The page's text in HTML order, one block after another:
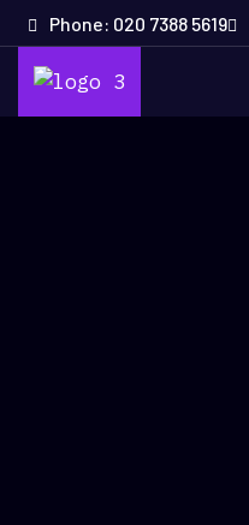
Phone: 020 7388 5619